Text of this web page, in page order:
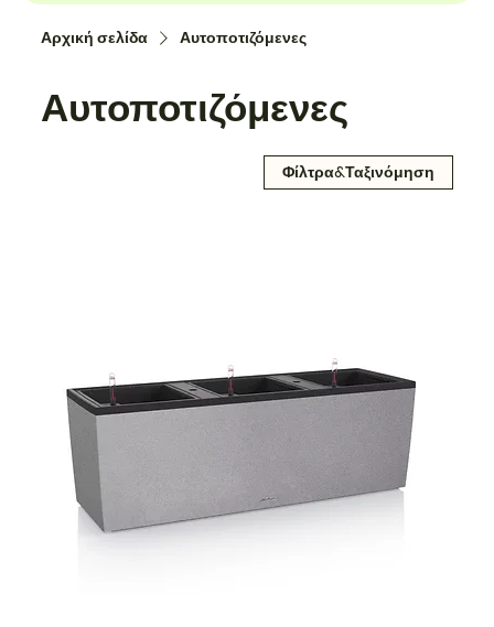
Αρχική σελίδα Αυτοποτιζόμενες
Αυτοποτιζόμενες
Φίλτρα&Ταξινόμηση